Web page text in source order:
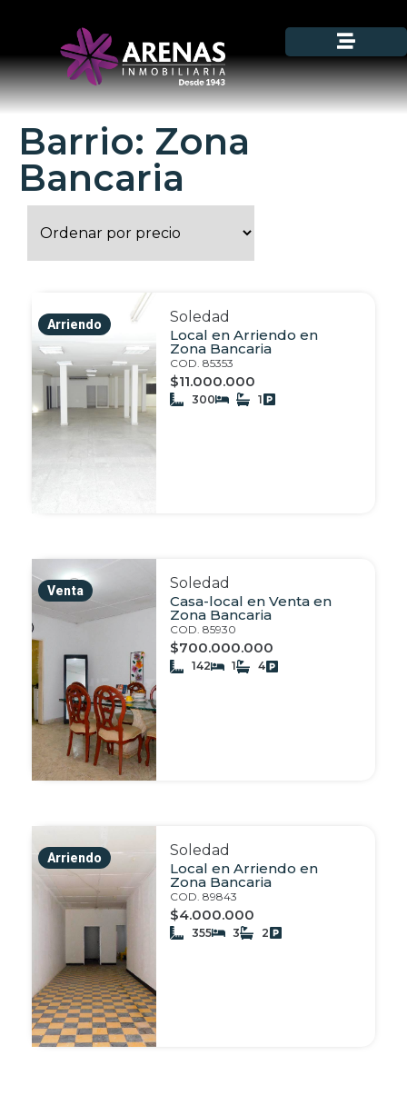
Barrio: Zona
Bancaria
Arriendo
Soledad
Local en Arriendo en
Zona Bancaria
COD. 85353
$11.000.000
300 1
Venta
Soledad
Casa-local en Venta en
Zona Bancaria
COD. 85930
$700.000.000
142 1 4
Arriendo
Soledad
Local en Arriendo en
Zona Bancaria
COD. 89843
$4.000.000
355 3 2